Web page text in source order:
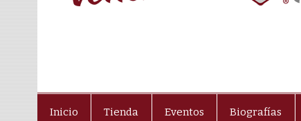
Inicio Tienda Eventos Biografías